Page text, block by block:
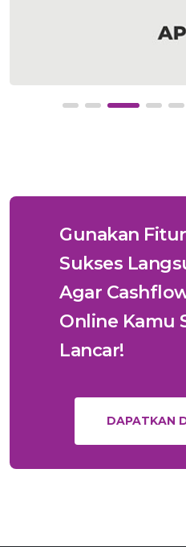
Gunakan
Sukses
Agar
Online Kamu
Lancar!
DAPATKAN